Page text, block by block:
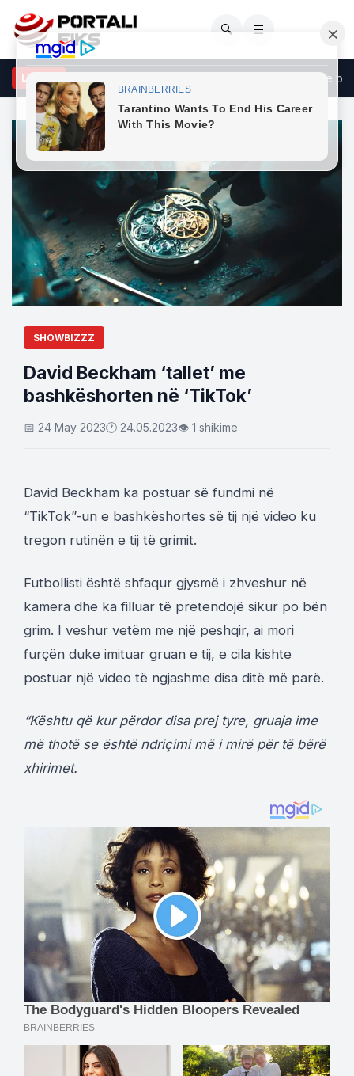
🔍 ☰
LAJME
dhe ASAP Rocky “humbin kontrollin”, vallëzimi i tyre i zjarrtë
SHOWBIZZZ
David Beckham ‘tallet’ me
bashkëshorten në ‘TikTok’
📅 24 May 2023🕐 24.05.2023👁 1 shikime
David Beckham ka postuar së fundmi në
“TikTok”-un e bashkëshortes së tij një video ku
tregon rutinën e tij të grimit.
Futbollisti është shfaqur gjysmë i zhveshur në
kamera dhe ka filluar të pretendojë sikur po bën
grim. I veshur vetëm me një peshqir, ai mori
furçën duke imituar gruan e tij, e cila kishte
postuar një video të ngjashme disa ditë më parë.
“Kështu që kur përdor disa prej tyre, gruaja ime
më thotë se është ndriçimi më i mirë për të bërë
xhirimet.